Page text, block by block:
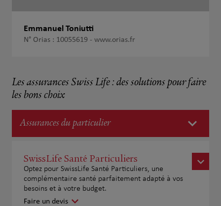
Emmanuel Toniutti
N° Orias : 10055619 - www.orias.fr
Les assurances Swiss Life : des solutions pour faire
les bons choix
Assurances du particulier
SwissLife Santé Particuliers
Optez pour SwissLife Santé Particuliers, une
complémentaire santé parfaitement adapté à vos
besoins et à votre budget.
Faire un devis